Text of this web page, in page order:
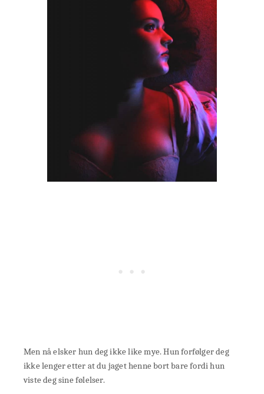
Men nå elsker hun deg ikke like mye. Hun forfølger deg
ikke lenger etter at du jaget henne bort bare fordi hun
viste deg sine følelser.